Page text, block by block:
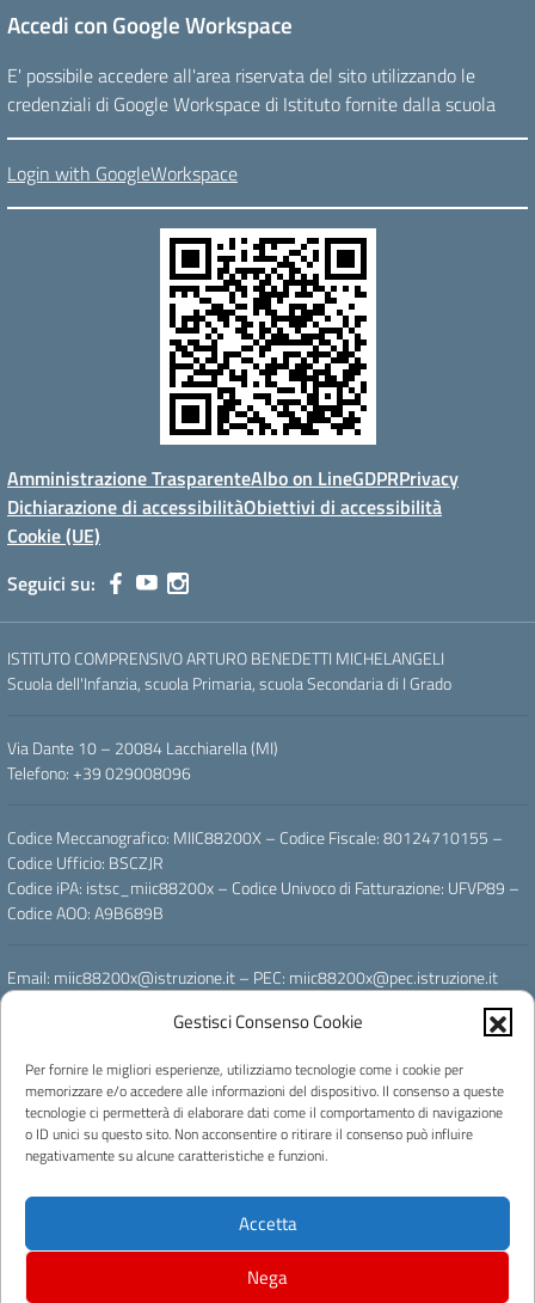
Gestisci Consenso Cookie
Per fornire le migliori esperienze, utilizziamo tecnologie come i cookie per
memorizzare e/o accedere alle informazioni del dispositivo. Il consenso a queste
tecnologie ci permetterà di elaborare dati come il comportamento di navigazione
o ID unici su questo sito. Non acconsentire o ritirare il consenso può influire
negativamente su alcune caratteristiche e funzioni.
Accetta
Nega
Accedi con Google Workspace
E' possibile accedere all'area riservata del sito utilizzando le
credenziali di Google Workspace di Istituto fornite dalla scuola
Login with GoogleWorkspace
Amministrazione TrasparenteAlbo on LineGDPRPrivacy
Dichiarazione di accessibilitàObiettivi di accessibilità
Cookie (UE)
Seguici su:
ISTITUTO COMPRENSIVO ARTURO BENEDETTI MICHELANGELI
Scuola dell'Infanzia, scuola Primaria, scuola Secondaria di I Grado
Via Dante 10 – 20084 Lacchiarella (MI)
Telefono: +39 029008096
Codice Meccanografico: MIIC88200X – Codice Fiscale: 80124710155 –
Codice Ufficio: BSCZJR
Codice iPA: istsc_miic88200x – Codice Univoco di Fatturazione: UFVP89 –
Codice AOO: A9B689B
Email: miic88200x@istruzione.it – PEC: miic88200x@pec.istruzione.it
Concept & Design by Designers Italia
Progettato e sviluppato da Easyteam.org SRL